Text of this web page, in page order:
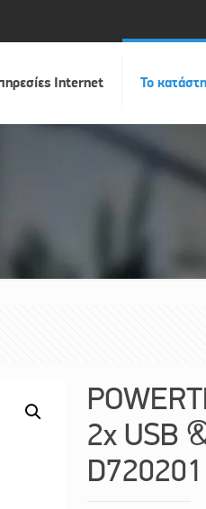
Internet Το
2x USB
D720201